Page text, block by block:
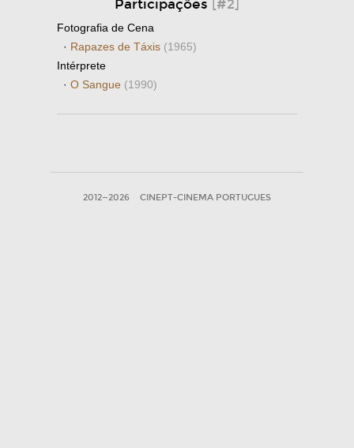
Participações [#2]
Fotografia de Cena
· Rapazes de Táxis (1965)
Intérprete
· O Sangue (1990)
2012—2026 CINEPT-CINEMA PORTUGUES